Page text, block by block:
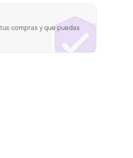
compras y que puedas